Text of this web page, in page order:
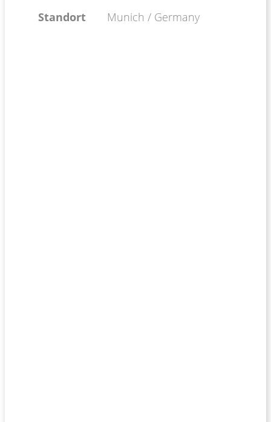
Standort Munich / Germany